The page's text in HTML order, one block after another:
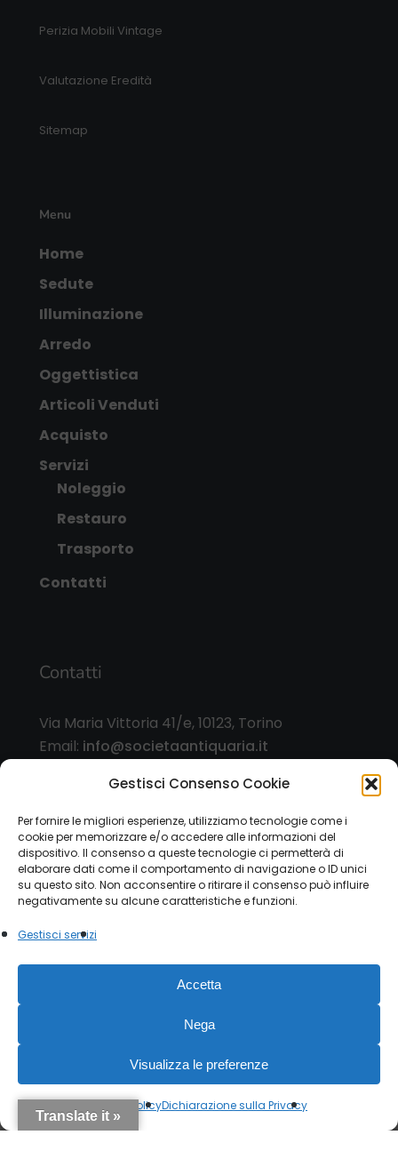
Gestisci Consenso Cookie
Per fornire le migliori esperienze, utilizziamo tecnologie come i
cookie per memorizzare e/o accedere alle informazioni del
dispositivo. Il consenso a queste tecnologie ci permetterà di
elaborare dati come il comportamento di navigazione o ID unici
su questo sito. Non acconsentire o ritirare il consenso può influire
negativamente su alcune caratteristiche e funzioni.
Gestisci servizi
Accetta
Nega
Visualizza le preferenze
Cookie PolicyDichiarazione sulla Privacy
Perizia Mobili Vintage
Valutazione Eredità
Sitemap
Menu
Home
Sedute
Illuminazione
Arredo
Oggettistica
Articoli Venduti
Acquisto
Servizi
Noleggio
Restauro
Trasporto
Contatti
Contatti
Via Maria Vittoria 41/e, 10123, Torino
Email: info@societaantiquaria.it
Orari:
dal lunedì al sabato, 9.00/13.00 – 15.30/19.30, o
su appuntamento
© 2026 Società Antiquaria. - P.IVA 12151470015 |
instagram
Translate it »